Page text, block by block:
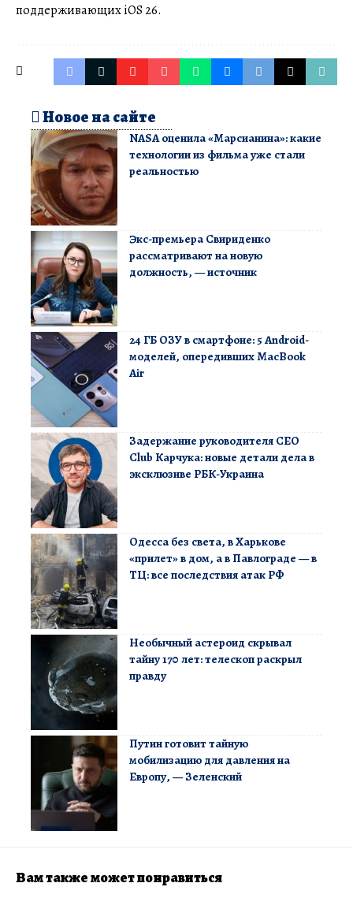
поддерживающих iOS 26.
Новое на сайте
NASA оценила «Марсианина»: какие
технологии из фильма уже стали
реальностью
Экс-премьера Свириденко
рассматривают на новую
должность, — источник
24 ГБ ОЗУ в смартфоне: 5 Android-
моделей, опередивших MacBook
Air
Задержание руководителя CEO
Club Карчука: новые детали дела в
эксклюзиве РБК-Украина
Одесса без света, в Харькове
«прилет» в дом, а в Павлограде — в
ТЦ: все последствия атак РФ
Необычный астероид скрывал
тайну 170 лет: телескоп раскрыл
правду
Путин готовит тайную
мобилизацию для давления на
Европу, — Зеленский
Вам также может понравиться